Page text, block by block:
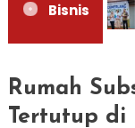
Bisnis
Rumah
Tertutup di